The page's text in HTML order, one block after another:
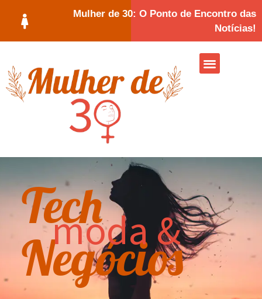
Mulher de 30: O Ponto de Encontro das
Notícias!
Tech
moda &
Negócios